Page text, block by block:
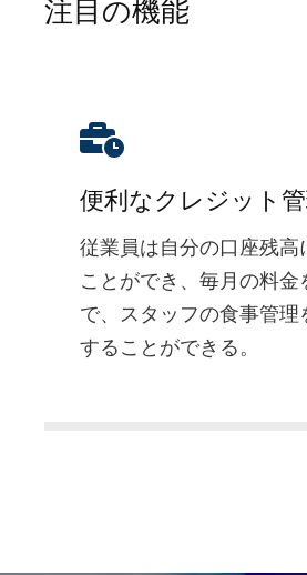
注目の機能
便利なクレジット
従業員は自分の口座残高
ことができ、毎月の料金
で、スタッフの食事管
することができる。